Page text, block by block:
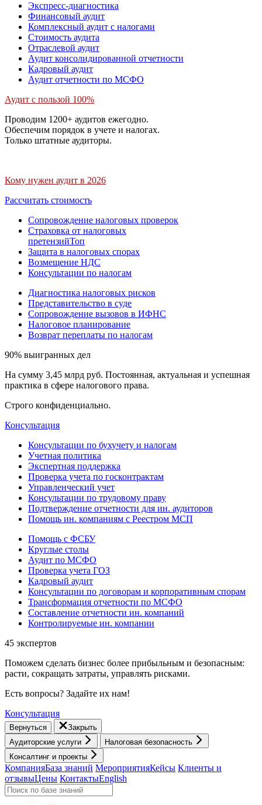
Экспресс-диагностика
Финансовый аудит
Комплексный аудит с налогами
Стоимость аудита
Отраслевой аудит
Аудит консолидированной отчетности
Кадровый аудит
Аудит отчетности по МСФО
Аудит с пользой 100%
Проводим 1200+ аудитов ежегодно.
Обеспечим порядок в учете и налогах.
Только штатные аудиторы.
Кому нужен аудит в 2026
Рассчитать стоимость
Сопровождение налоговых проверок
Страховка от налоговых
претензийТоп
Защита в налоговых спорах
Возмещение НДС
Консультации по налогам
Диагностика налоговых рисков
Представительство в суде
Сопровождение вызовов в ИФНС
Налоговое планирование
Возврат переплаты по налогам
90% выигранных дел
На сумму 3,45 млрд руб. Постоянная, актуальная и успешная
практика в сфере налогового права.
Строго конфиденциально.
Консультация
Консультации по бухучету и налогам
Учетная политика
Экспертная поддержка
Проверка учета по госконтрактам
Управленческий учет
Консультации по трудовому праву
Подтверждение отчетности для ин. аудиторов
Помощь ин. компаниям с Реестром МСП
Помощь с ФСБУ
Круглые столы
Аудит по МСФО
Проверка учета ГОЗ
Кадровый аудит
Консультации по договорам и корпоративным спорам
Трансформация отчетности по МСФО
Составление отчетности ин. компаний
Контролируемые ин. компании
45 экспертов
Поможем сделать бизнес более прибыльным и безопасным:
расти, cокращать затраты, управлять рисками.
Есть вопросы? Задайте их нам!
Консультация
Вернуться
Закрыть
Аудиторские услуги
Налоговая безопасность
Консалтинг и проекты
КомпанияБаза знаний МероприятияКейсы Клиенты и
отзывыЦены КонтактыEnglish